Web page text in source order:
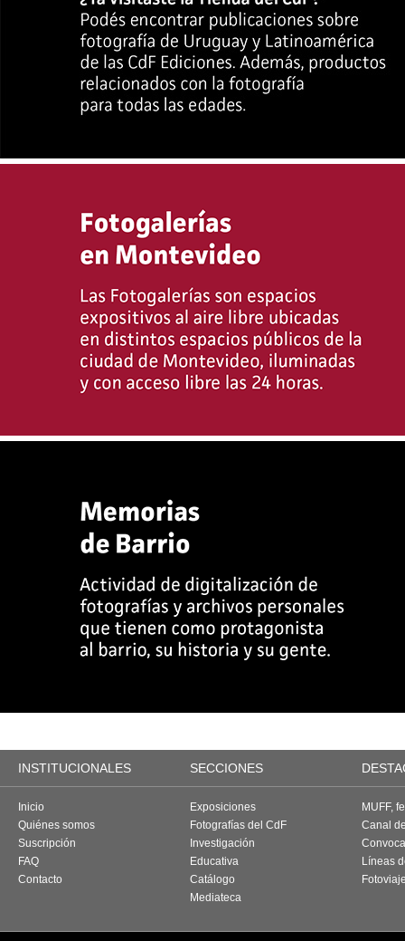
INSTITUCIONALES SECCIONES
Inicio
Quiénes somos
Suscripción
FAQ
Contacto
Exposiciones
Fotografías del CdF
Investigación
Educativa
Catálogo
Mediateca
MUFF,
Canal
Líneas